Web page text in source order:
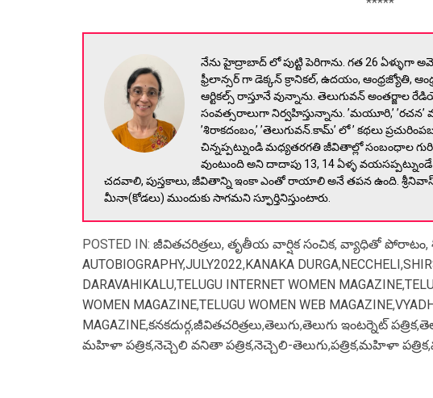
నేను హైద్రాబాద్ లో పుట్టి పెరిగాను. గత 26 ఏళ్ళుగా
ఫ్రీలాన్సర్ గా డెక్కన్ క్రానికల్, ఉదయం, ఆంధ్రజ్యోతి,
ఆర్టికల్స్ రాస్తూనే వున్నాను. తెలుగువన్ అంతర్జాల
సంవత్సరాలుగా నిర్వహిస్తున్నాను. ’మయూరి,’
’శిరాకదంబం,’ ’తెలుగువన్.కామ్’ లో ’ కథలు
చిన్నప్పట్నుండి మధ్యతరగతి జీవితాల్లో సంబంధాల
వుంటుంది అని దాదాపు 13, 14 ఏళ్ళ
చదవాలి, పుస్తకాలు, జీవితాన్ని ఇంకా ఎంతో రాయాలి అనే తపన ఉంది. శ్రీనివాస్
మీనా(కోడలు) ముందుకు సాగమని స్ఫూర్తినిస్తుంటారు.
POSTED IN: జీవితచరిత్రలు, తృతీయ వార్షిక సంచిక, వ్యాధితో పోరాటం,
AUTOBIOGRAPHY,JULY2022,KANAKA DURGA,NECCHELI,
DARAVAHIKALU,TELUGU INTERNET WOMEN MAGAZINE,
WOMEN MAGAZINE,TELUGU WOMEN WEB MAGAZINE,
MAGAZINE,కనకదుర్గ,జీవితచరిత్రలు,తెలుగు,తెలుగు ఇంటర్నెట్ పత్రిక,
మహిళా పత్రిక,నెచ్చెలి వనితా పత్రిక,నెచ్చెలి-తెలుగు,పత్రిక,మహిళా పత్రిక,